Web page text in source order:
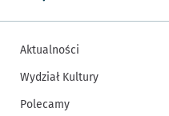
Aktualności
Wydział Kultury
Polecamy